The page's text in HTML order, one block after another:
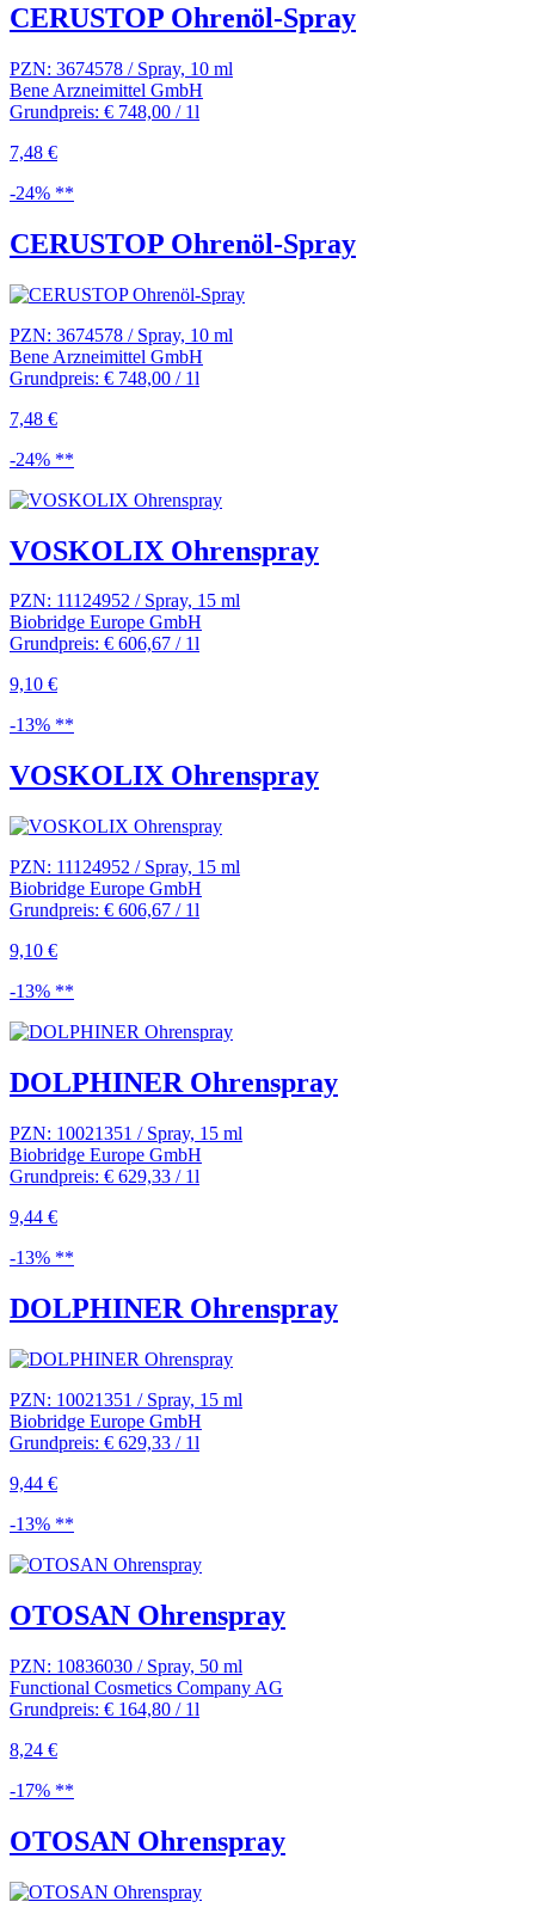
CERUSTOP Ohrenöl-Spray
PZN: 3674578 / Spray, 10 ml
Bene Arzneimittel GmbH
Grundpreis: € 748,00 / 1l
7,48 €
-24% **
CERUSTOP Ohrenöl-Spray
PZN: 3674578 / Spray, 10 ml
Bene Arzneimittel GmbH
Grundpreis: € 748,00 / 1l
7,48 €
-24% **
VOSKOLIX Ohrenspray
PZN: 11124952 / Spray, 15 ml
Biobridge Europe GmbH
Grundpreis: € 606,67 / 1l
9,10 €
-13% **
VOSKOLIX Ohrenspray
PZN: 11124952 / Spray, 15 ml
Biobridge Europe GmbH
Grundpreis: € 606,67 / 1l
9,10 €
-13% **
DOLPHINER Ohrenspray
PZN: 10021351 / Spray, 15 ml
Biobridge Europe GmbH
Grundpreis: € 629,33 / 1l
9,44 €
-13% **
DOLPHINER Ohrenspray
PZN: 10021351 / Spray, 15 ml
Biobridge Europe GmbH
Grundpreis: € 629,33 / 1l
9,44 €
-13% **
OTOSAN Ohrenspray
PZN: 10836030 / Spray, 50 ml
Functional Cosmetics Company AG
Grundpreis: € 164,80 / 1l
8,24 €
-17% **
OTOSAN Ohrenspray